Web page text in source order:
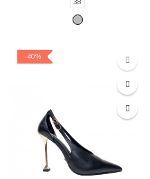
-40%